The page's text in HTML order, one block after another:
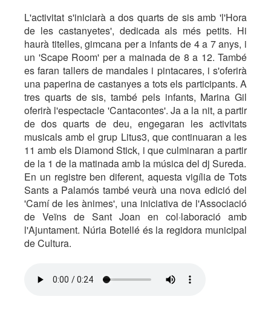
L'activitat s'iniciarà a dos quarts de sis amb 'l'Hora
de les castanyetes', dedicada als més petits. Hi
haurà titelles, gimcana per a infants de 4 a 7 anys, i
un 'Scape Room' per a mainada de 8 a 12. També
es faran tallers de mandales i pintacares, i s'oferirà
una paperina de castanyes a tots els participants. A
tres quarts de sis, també pels infants, Marina Gil
oferirà l'espectacle 'Cantacontes'. Ja a la nit, a partir
de dos quarts de deu, engegaran les activitats
musicals amb el grup Litus3, que continuaran a les
11 amb els Diamond Stick, i que culminaran a partir
de la 1 de la matinada amb la música del dj Sureda.
En un registre ben diferent, aquesta vigília de Tots
Sants a Palamós també veurà una nova edició del
'Camí de les ànimes', una iniciativa de l'Associació
de Veïns de Sant Joan en col·laboració amb
l'Ajuntament. Núria Botellé és la regidora municipal
de Cultura.